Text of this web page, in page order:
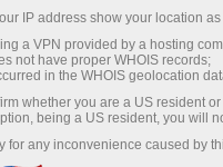
คอมมิชชั่นที่ดีที่สุ
เงื่อนไขที่เหมาะ
หุ้นและดัชนี
ความเร็ว
ในการเทรดและบ
แจ็กพอตของขวัญ
IP address show your location as
a VPN provided by a hosting
not have proper WHOIS records;
in the WHOIS geolocation
whether you are a US resident
being a US resident, you will
for any inconvenience caused by